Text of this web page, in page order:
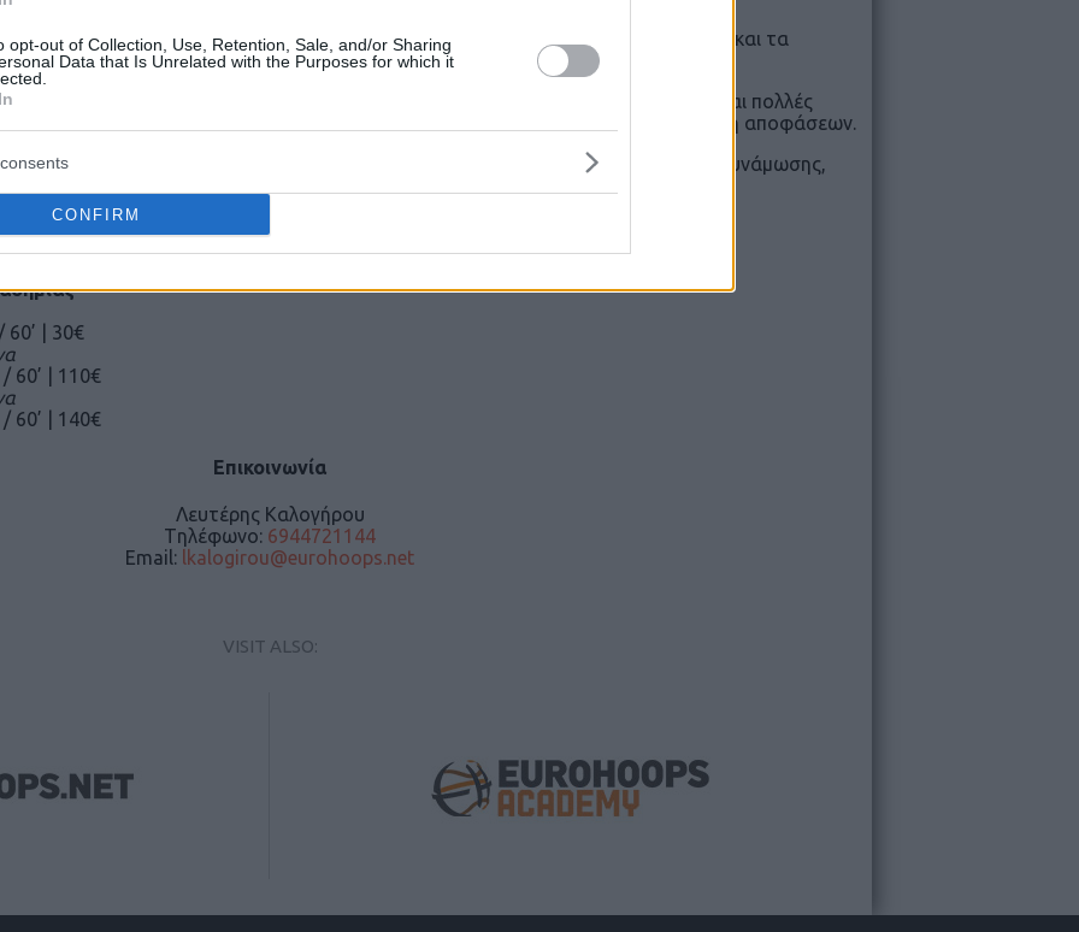
opt-out of Collection, Use, Retention, Sale, and/or Sharing
Data that Is Unrelated with the Purposes for which it
CONFIRM
αθλητές από 13 ετών και άνω σε γκρουπ 3-5 ατόμων ανάλογα με την ηλικία και τα
όπως η ντρίμπλα, το σουτ και τα τελειώματα και παράλληλα δημιουργούνται πολλές
ώστε ο αθλητής να εξασκηθεί πάνω στις ικανότητές του σε συνδυασμό με τη λήψη αποφάσεων.
ατομικές προπονήσεις να συνδυαστούν και με ένα εξειδικευμένο πρόγραμμα ενδυνάμωσης,
βελτίωση της αθλητικής απόδοσης.
της Εurohoops Academy, αλλά και εκτός αυτής.
60’ | 30€
60’ | 110€
60’ | 140€
Επικοινωνία
Λευτέρης Καλογήρου
Tηλέφωνο: 6944721144
Email:
lkalogirou@eurohoops.net
VISIT ALSO: